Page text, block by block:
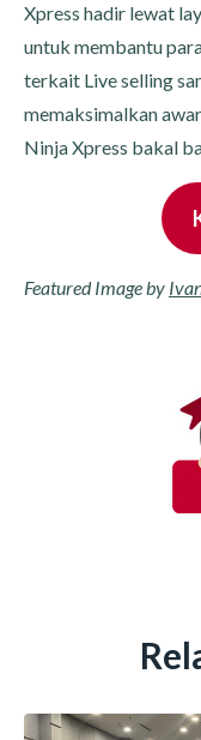
Xpress hadir lewat
untuk membantu
terkait Live selling
memaksimalkan
Ninja Xpress bakal
Featured Image by